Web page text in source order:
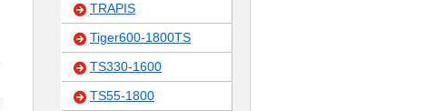
TRAPIS
Tiger600-1800TS
TS330-1600
TS55-1800